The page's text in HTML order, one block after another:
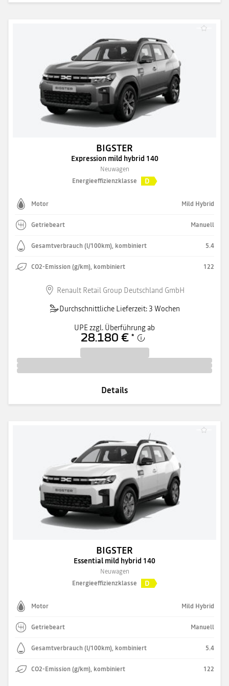
BIGSTER
Expression mild hybrid 140
Neuwagen
Energieeffizienzklasse
D
Motor Mild Hybrid
Getriebeart Manuell
Gesamtverbrauch (l/100km), kombiniert 5.4
CO2-Emission (g/km), kombiniert 122
Renault Retail Group Deutschland GmbH
Durchschnittliche Lieferzeit: 3 Wochen
UPE zzgl. Überführung ab
28.180 € *
Details
BIGSTER
Essential mild hybrid 140
Neuwagen
Energieeffizienzklasse
D
Motor Mild Hybrid
Getriebeart Manuell
Gesamtverbrauch (l/100km), kombiniert 5.4
CO2-Emission (g/km), kombiniert 122